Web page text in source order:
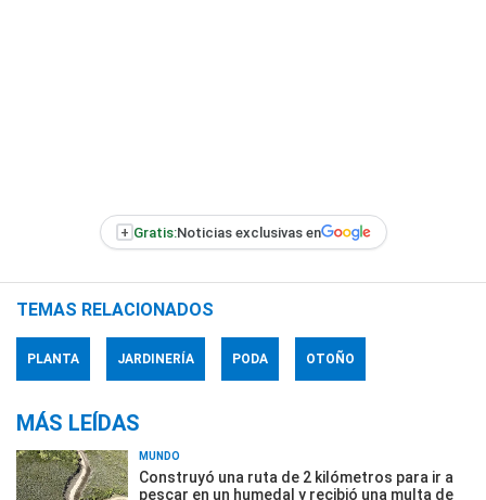
+ Gratis:Noticias exclusivas en
TEMAS RELACIONADOS
PLANTA JARDINERÍA PODA OTOÑO
MÁS LEÍDAS
MUNDO
Construyó una ruta de 2 kilómetros para ir a
pescar en un humedal y recibió una multa de